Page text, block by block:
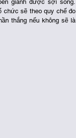
giành được sợi song.
chức sẽ theo quy chế đo
thắng nếu không sẽ là